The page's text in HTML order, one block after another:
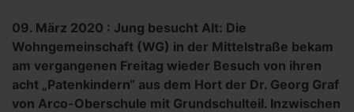
09. März 2020 : Jung besucht Alt: Die
Wohngemeinschaft (WG) in der Mittelstraße bekam
am vergangenen Freitag wieder Besuch von ihren
acht „Patenkindern“ aus dem Hort der Dr. Georg Graf
von Arco-Oberschule mit Grundschulteil. Inzwischen